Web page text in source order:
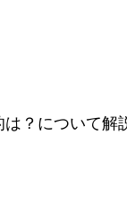
？について解